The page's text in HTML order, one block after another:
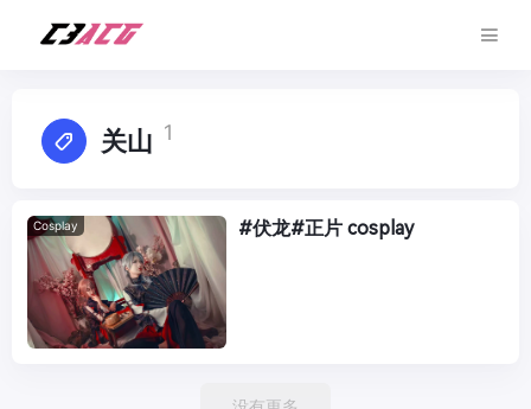
关山 1
Cosplay #伏龙#正片 cosplay